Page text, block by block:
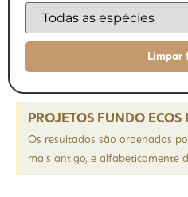
PROJETOS FUNDO ECOS
Os resultados são ordenados
mais antigo, e alfabeticamente